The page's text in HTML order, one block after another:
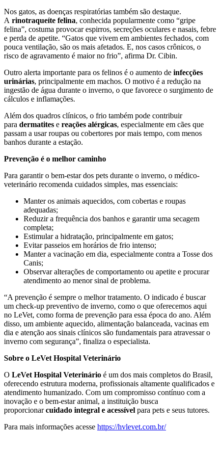
Nos gatos, as doenças respiratórias também são destaque.
A rinotraqueíte felina, conhecida popularmente como “gripe
felina”, costuma provocar espirros, secreções oculares e nasais, febre
e perda de apetite. “Gatos que vivem em ambientes fechados, com
pouca ventilação, são os mais afetados. E, nos casos crônicos, o
risco de agravamento é maior no frio”, afirma Dr. Cibin.
Outro alerta importante para os felinos é o aumento de infecções
urinárias, principalmente em machos. O motivo é a redução na
ingestão de água durante o inverno, o que favorece o surgimento de
cálculos e inflamações.
Além dos quadros clínicos, o frio também pode contribuir
para dermatites e reações alérgicas, especialmente em cães que
passam a usar roupas ou cobertores por mais tempo, com menos
banhos durante a estação.
Prevenção é o melhor caminho
Para garantir o bem-estar dos pets durante o inverno, o médico-
veterinário recomenda cuidados simples, mas essenciais:
Manter os animais aquecidos, com cobertas e roupas
adequadas;
Reduzir a frequência dos banhos e garantir uma secagem
completa;
Estimular a hidratação, principalmente em gatos;
Evitar passeios em horários de frio intenso;
Manter a vacinação em dia, especialmente contra a Tosse dos
Canis;
Observar alterações de comportamento ou apetite e procurar
atendimento ao menor sinal de problema.
“A prevenção é sempre o melhor tratamento. O indicado é buscar
um check-up preventivo de inverno, como o que oferecemos aqui
no LeVet, como forma de prevenção para essa época do ano. Além
disso, um ambiente aquecido, alimentação balanceada, vacinas em
dia e atenção aos sinais clínicos são fundamentais para atravessar o
inverno com segurança”, finaliza o especialista.
Sobre o LeVet Hospital Veterinário
O LeVet Hospital Veterinário é um dos mais completos do Brasil,
oferecendo estrutura moderna, profissionais altamente qualificados e
atendimento humanizado. Com um compromisso contínuo com a
inovação e o bem-estar animal, a instituição busca
proporcionarcuidado integral e acessível para pets e seus tutores.
Para mais informações acesse https://hvlevet.com.br/